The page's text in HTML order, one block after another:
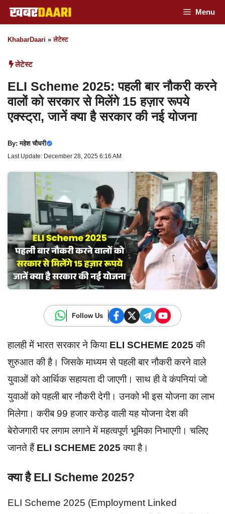
Skip
to
content
Menu
KhabarDaari »लेटेस्ट
लेटेस्ट
ELI Scheme 2025: पहली बार नौकरी करने
वालों को सरकार से मिलेंगे 15 हज़ार रूपये
एक्स्ट्रा, जानें क्या है सरकार की नई योजना
By:महेश चौधरी
Last Update: December 28, 2025 6:16 AM
Follow Us
हालही में भारत सरकार ने किया ELI SCHEME 2025की
शुरुआत की है। जिसके माध्यम से पहली बार नौकरी करने वाले
युवाओं को आर्थिक सहायता दी जाएगी। साथ ही वे कंपनियां जो
युवाओं को पहली बार नौकरी देगी। उनको भी इस योजना का लाभ
मिलेगा। करीब 99 हजार करोड़ वाली यह योजना देश की
बेरोजगारी पर लगाम लगाने में महत्वपूर्ण भूमिका निभाएगी। चलिए
जानते हैं ELI SCHEME 2025 क्या है।
क्या है ELI Scheme 2025?
ELI Scheme 2025 (Employment Linked